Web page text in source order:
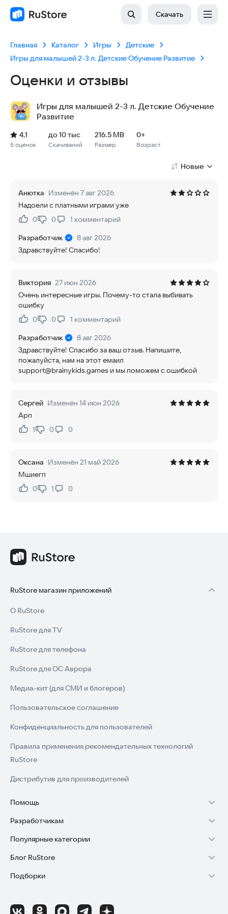
Скачать
Главная Каталог Игры
Детские
Игры для малышей 2-3 л. Детские Обучение Развитие
Оценки и отзывы
Игры для малышей 2-3 л. Детские Обучение
Развитие
Рейтинг: 4,1, 5 оценок
Скачиваний: до 10 тыс
Размер файла: 216.5 MB
Возрастное ограничение: 216.5 MB
5 оценок
4,1
Скачиваний
до 10 тыс
Размер
216.5 MB
Возраст
0+
Новые
Анютка Изменён 7 авг 2026
Надоели с платными играми уже
Нравится:
0Не нравится:
0 1 комментарий
Разработчик
8 авг 2026
Здравствуйте! Спасибо!
Виктория 27 июн 2026
Очень интересные игры. Почему-то стала выбивать
ошибку
Нравится:
0Не нравится:
0 1 комментарий
Разработчик
8 авг 2026
Здравствуйте! Спасибо за ваш отзыв. Напишите,
пожалуйста, нам на этот емаил
support@brainykids.games и мы поможем с ошибкой
Сергей Изменён 14 июн 2026
Арп
Нравится:
1Не нравится:
0 0
Оксана Изменён 21 май 2026
Мшиегп
Нравится:
0Не нравится:
1 0
RuStore магазин приложений
О RuStore
RuStore для TV
RuStore для телефона
RuStore для ОС Аврора
Медиа-кит (для СМИ и блогеров)
Пользовательское соглашение
Конфиденциальность для пользователей
Правила применения рекомендательных технологий
RuStore
Дистрибутив для производителей
Помощь
Установка RuStore на TV
Установка RuStore на телефон
Установка RuStore в машину
Помощь пользователям RuStore
Разработчикам
Зарабатывать с RuStore
Стать разработчиком
Доступ к RuStore Консоль
Популярные категории
Игры для Android
Приложения банков
Блог RuStore
Обзоры игр для Android 2025
Подборки